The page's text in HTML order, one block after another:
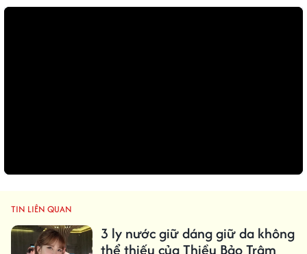
TIN LIÊN QUAN
3 ly nước giữ dáng giữ da không
thể thiếu của Thiều Bảo Trâm